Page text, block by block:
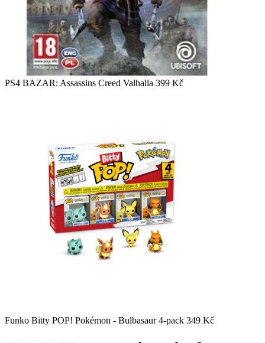
PS4 BAZAR: Assassins Creed Valhalla 399 Kč
Funko Bitty POP! Pokémon - Bulbasaur 4-pack 349 Kč